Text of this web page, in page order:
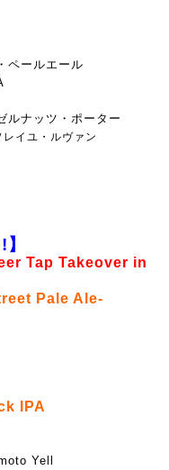
ペールエール
ナッツ・ポーター
イユ・ルヴァン
Tap Takeover in
Pale Ale-
IPA
Yell